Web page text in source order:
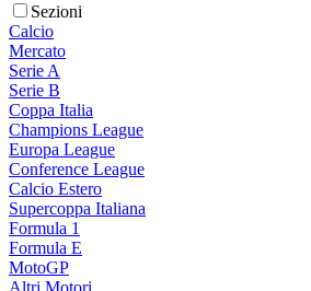
Sezioni
Calcio
Mercato
Serie A
Serie B
Coppa Italia
Champions League
Europa League
Conference League
Calcio Estero
Supercoppa Italiana
Formula 1
Formula E
MotoGP
Altri Motori